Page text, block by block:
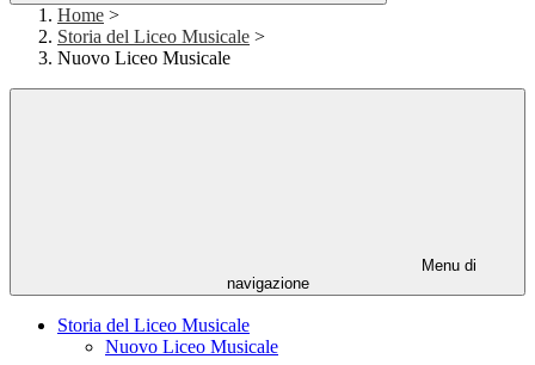
Home >
Storia del Liceo Musicale >
Nuovo Liceo Musicale
Menu di
navigazione
Storia del Liceo Musicale
Nuovo Liceo Musicale